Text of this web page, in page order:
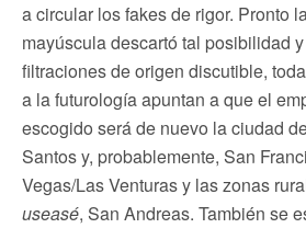
a circular los fakes de rigor. Pronto
mayúscula descartó tal posibilidad
filtraciones de origen discutible,
a la futurología apuntan a que el
escogido será de nuevo la ciudad
Santos y, probablemente, San
Vegas/Las Venturas y las zonas
useasé, San Andreas. También se